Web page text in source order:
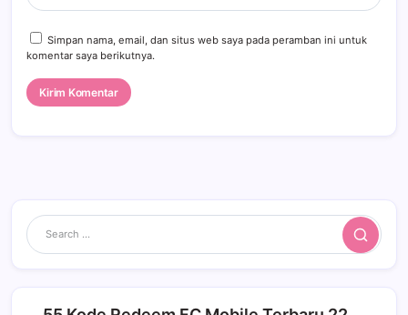
Simpan nama, email, dan situs web saya pada peramban ini untuk
komentar saya berikutnya.
Search